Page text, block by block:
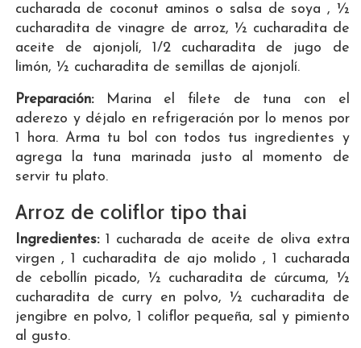
cucharada de coconut aminos o salsa de soya , ½
cucharadita de vinagre de arroz, ½ cucharadita de
aceite de ajonjolí, 1/2 cucharadita de jugo de
limón, ½ cucharadita de semillas de ajonjolí.
Preparación:Marina el filete de tuna con el
aderezo y déjalo en refrigeración por lo menos por
1 hora. Arma tu bol con todos tus ingredientes y
agrega la tuna marinada justo al momento de
servir tu plato.
Arroz de coliflor tipo thai
Ingredientes:1 cucharada de aceite de oliva extra
virgen , 1 cucharadita de ajo molido , 1 cucharada
de cebollín picado, ½ cucharadita de cúrcuma, ½
cucharadita de curry en polvo, ½ cucharadita de
jengibre en polvo, 1 coliflor pequeña, sal y pimiento
al gusto.